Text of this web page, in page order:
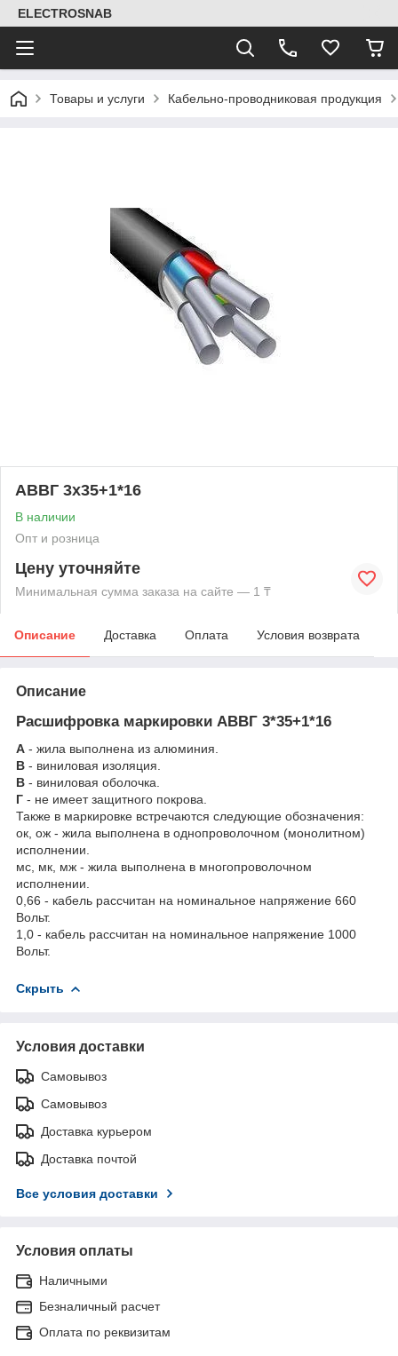
ELECTROSNAB
Товары и услуги Кабельно-проводниковая продукция
АВВГ 3х35+1*16
В наличии
Опт и розница
Цену уточняйте
Минимальная сумма заказа на сайте — 1 ₸
Описание Доставка Оплата Условия возврата
Описание
Расшифровка маркировки АВВГ 3*35+1*16
А - жила выполнена из алюминия.
В - виниловая изоляция.
В - виниловая оболочка.
Г - не имеет защитного покрова.
Также в маркировке встречаются следующие обозначения:
ок, ож - жила выполнена в однопроволочном (монолитном)
исполнении.
мс, мк, мж - жила выполнена в многопроволочном
исполнении.
0,66 - кабель рассчитан на номинальное напряжение 660
Вольт.
1,0 - кабель рассчитан на номинальное напряжение 1000
Вольт.
Скрыть
Условия доставки
Самовывоз
Самовывоз
Доставка курьером
Доставка почтой
Все условия доставки
Условия оплаты
Наличными
Безналичный расчет
Оплата по реквизитам